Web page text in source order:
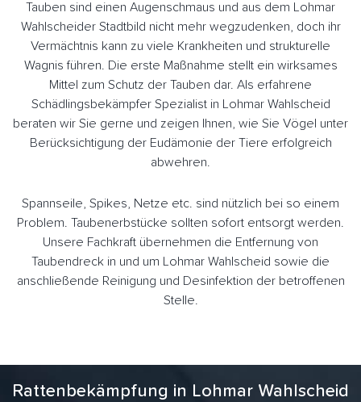
Tauben sind einen Augenschmaus und aus dem Lohmar
Wahlscheider Stadtbild nicht mehr wegzudenken, doch ihr
Vermächtnis kann zu viele Krankheiten und strukturelle
Wagnis führen. Die erste Maßnahme stellt ein wirksames
Mittel zum Schutz der Tauben dar. Als erfahrene
Schädlingsbekämpfer Spezialist in Lohmar Wahlscheid
beraten wir Sie gerne und zeigen Ihnen, wie Sie Vögel unter
Berücksichtigung der Eudämonie der Tiere erfolgreich
abwehren.
Spannseile, Spikes, Netze etc. sind nützlich bei so einem
Problem. Taubenerbstücke sollten sofort entsorgt werden.
Unsere Fachkraft übernehmen die Entfernung von
Taubendreck in und um Lohmar Wahlscheid sowie die
anschließende Reinigung und Desinfektion der betroffenen
Stelle.
Rattenbekämpfung in Lohmar Wahlscheid